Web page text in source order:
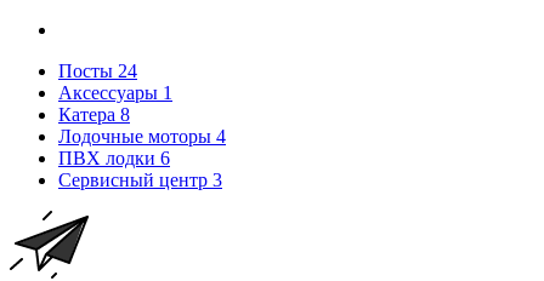
Посты 24
Аксессуары 1
Катера 8
Лодочные моторы 4
ПВХ лодки 6
Сервисный центр 3